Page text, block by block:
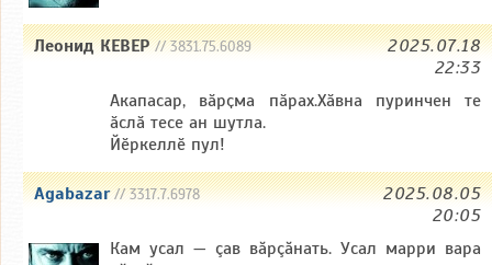
Леонид КЕВЕР// 3831.75.6089
2025.07.18
22:33
Акапасар, вӑрҫма пӑрах.Хӑвна пуринчен те
ӑслӑ тесе ан шутла.
Йӗркеллӗ пул!
Agabazar// 3317.7.6978
2025.08.05
20:05
Кам усал — çав вăрçăнать. Усал марри вара